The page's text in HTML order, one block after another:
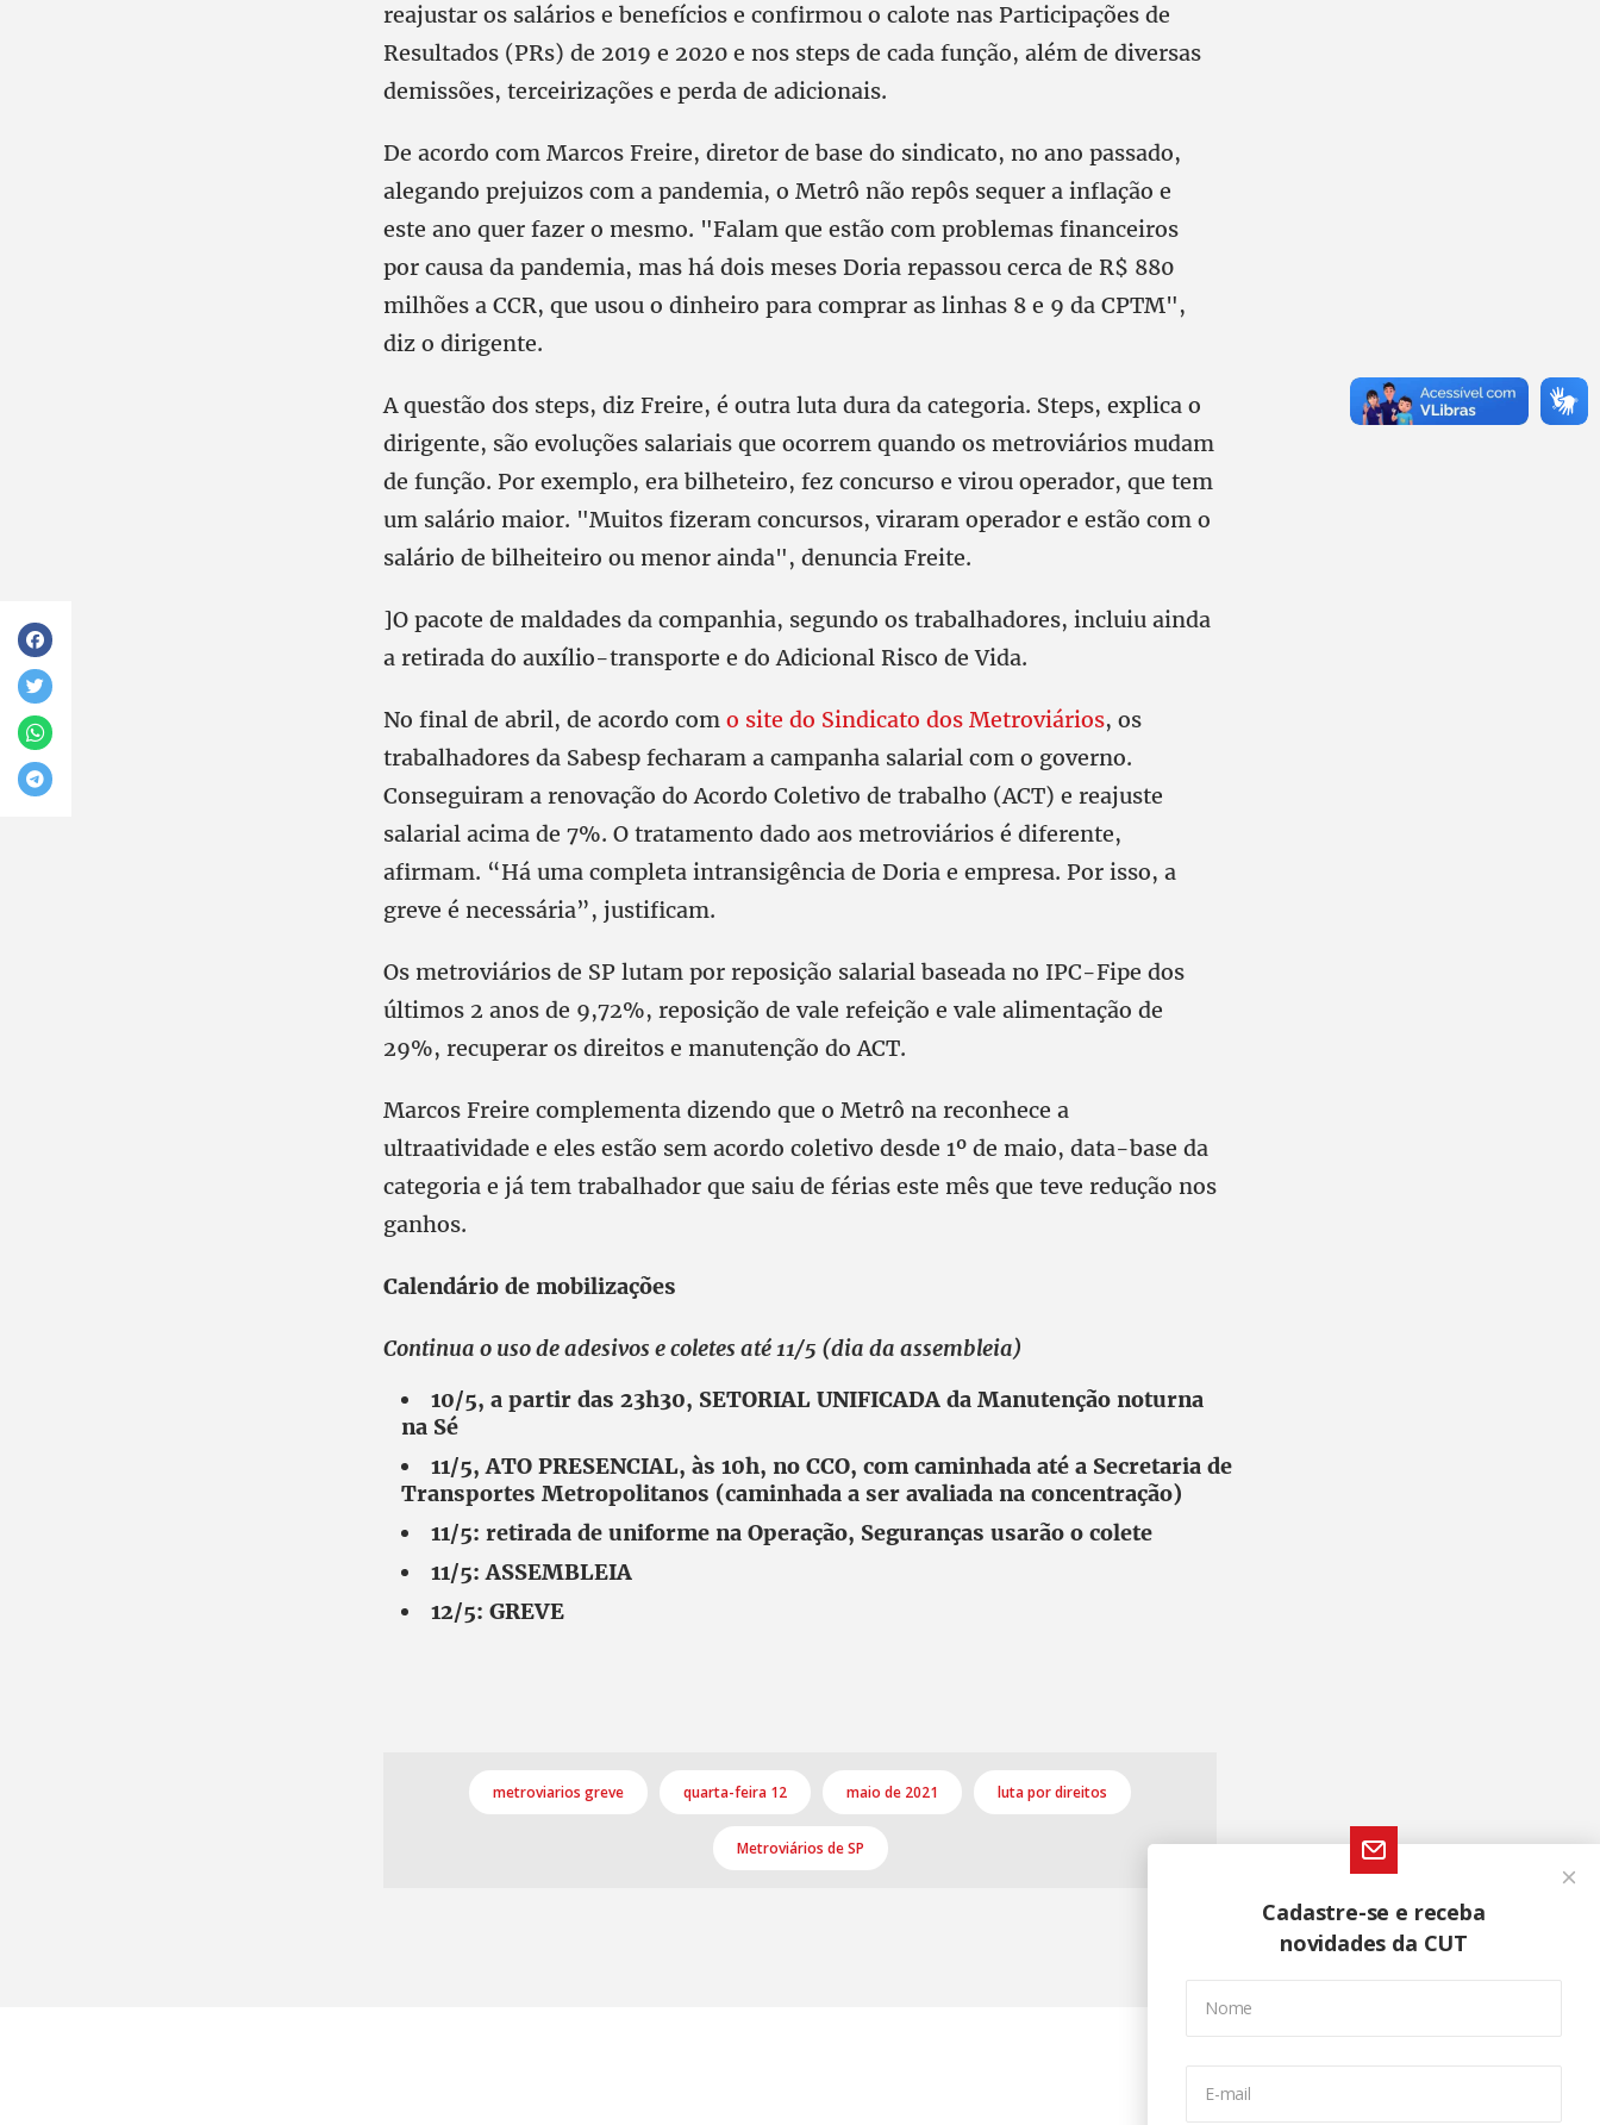
reajustar os salários e benefícios e confirmou o calote nas Participações de
Resultados (PRs) de 2019 e 2020 e nos steps de cada função, além de diversas
demissões, terceirizações e perda de adicionais.
De acordo com Marcos Freire, diretor de base do sindicato, no ano passado,
alegando prejuizos com a pandemia, o Metrô não repôs sequer a inflação e
este ano quer fazer o mesmo. "Falam que estão com problemas financeiros
por causa da pandemia, mas há dois meses Doria repassou cerca de R$ 880
milhões a CCR, que usou o dinheiro para comprar as linhas 8 e 9 da CPTM",
diz o dirigente.
A questão dos steps, diz Freire, é outra luta dura da categoria. Steps, explica o
dirigente, são evoluções salariais que ocorrem quando os metroviários mudam
de função. Por exemplo, era bilheteiro, fez concurso e virou operador, que tem
um salário maior. "Muitos fizeram concursos, viraram operador e estão com o
salário de bilheiteiro ou menor ainda", denuncia Freite.
]O pacote de maldades da companhia, segundo os trabalhadores, incluiu ainda
a retirada do auxílio-transporte e do Adicional Risco de Vida.
No final de abril, de acordo com o site do Sindicato dos Metroviários, os
trabalhadores da Sabesp fecharam a campanha salarial com o governo.
Conseguiram a renovação do Acordo Coletivo de trabalho (ACT) e reajuste
salarial acima de 7%. O tratamento dado aos metroviários é diferente,
afirmam. “Há uma completa intransigência de Doria e empresa. Por isso, a
greve é necessária”, justificam.
Os metroviários de SP lutam por reposição salarial baseada no IPC-Fipe dos
últimos 2 anos de 9,72%, reposição de vale refeição e vale alimentação de
29%, recuperar os direitos e manutenção do ACT.
Marcos Freire complementa dizendo que o Metrô na reconhece a
ultraatividade e eles estão sem acordo coletivo desde 1º de maio, data-base da
categoria e já tem trabalhador que saiu de férias este mês que teve redução nos
ganhos.
Calendário de mobilizações
Continua o uso de adesivos e coletes até 11/5 (dia da assembleia)
10/5, a partir das 23h30, SETORIAL UNIFICADA da Manutenção noturna
na Sé
11/5, ATO PRESENCIAL, às 10h, no CCO, com caminhada até a Secretaria de
Transportes Metropolitanos (caminhada a ser avaliada na concentração)
11/5: retirada de uniforme na Operação, Seguranças usarão o colete
11/5: ASSEMBLEIA
12/5: GREVE
metroviarios greve quarta-feira 12 maio de 2021 luta por direitos
Metroviários de SP
Cadastre-se e receba
novidades da CUT
Nome
E-mail